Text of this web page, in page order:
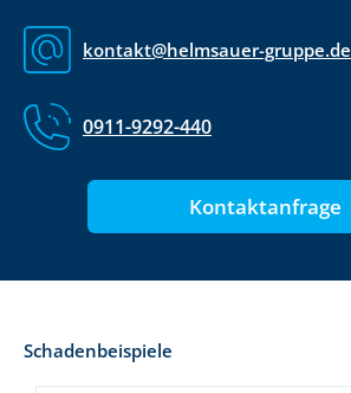
kontakt@helmsauer-gruppe.de
0911-9292-440
Kontaktanfrage
Schadenbeispiele